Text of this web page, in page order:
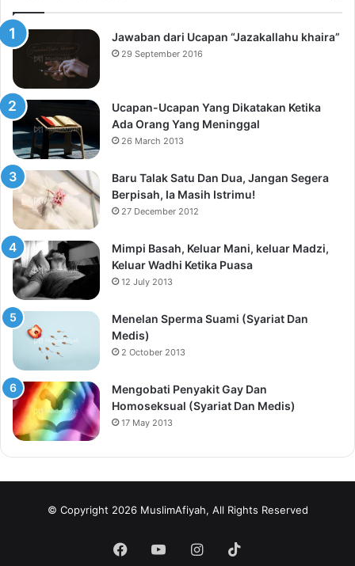
Jawaban dari Ucapan “Jazakallahu khaira”
29 September 2016
Ucapan-Ucapan Yang Dikatakan Ketika
Ada Orang Yang Meninggal
26 March 2013
Baru Talak Satu Dan Dua, Jangan Segera
Berpisah, Ia Masih Istrimu!
27 December 2012
Mimpi Basah, Keluar Mani, keluar Madzi,
Keluar Wadhi Ketika Puasa
12 July 2013
Menelan Sperma Suami (Syariat Dan
Medis)
2 October 2013
Mengobati Penyakit Gay Dan
Homoseksual (Syariat Dan Medis)
17 May 2013
© Copyright 2026 MuslimAfiyah, All Rights Reserved
Facebook
YouTubeInstagram